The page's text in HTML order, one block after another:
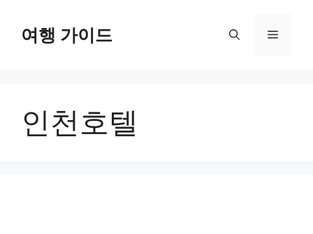
여행 가이드 메
인천호텔